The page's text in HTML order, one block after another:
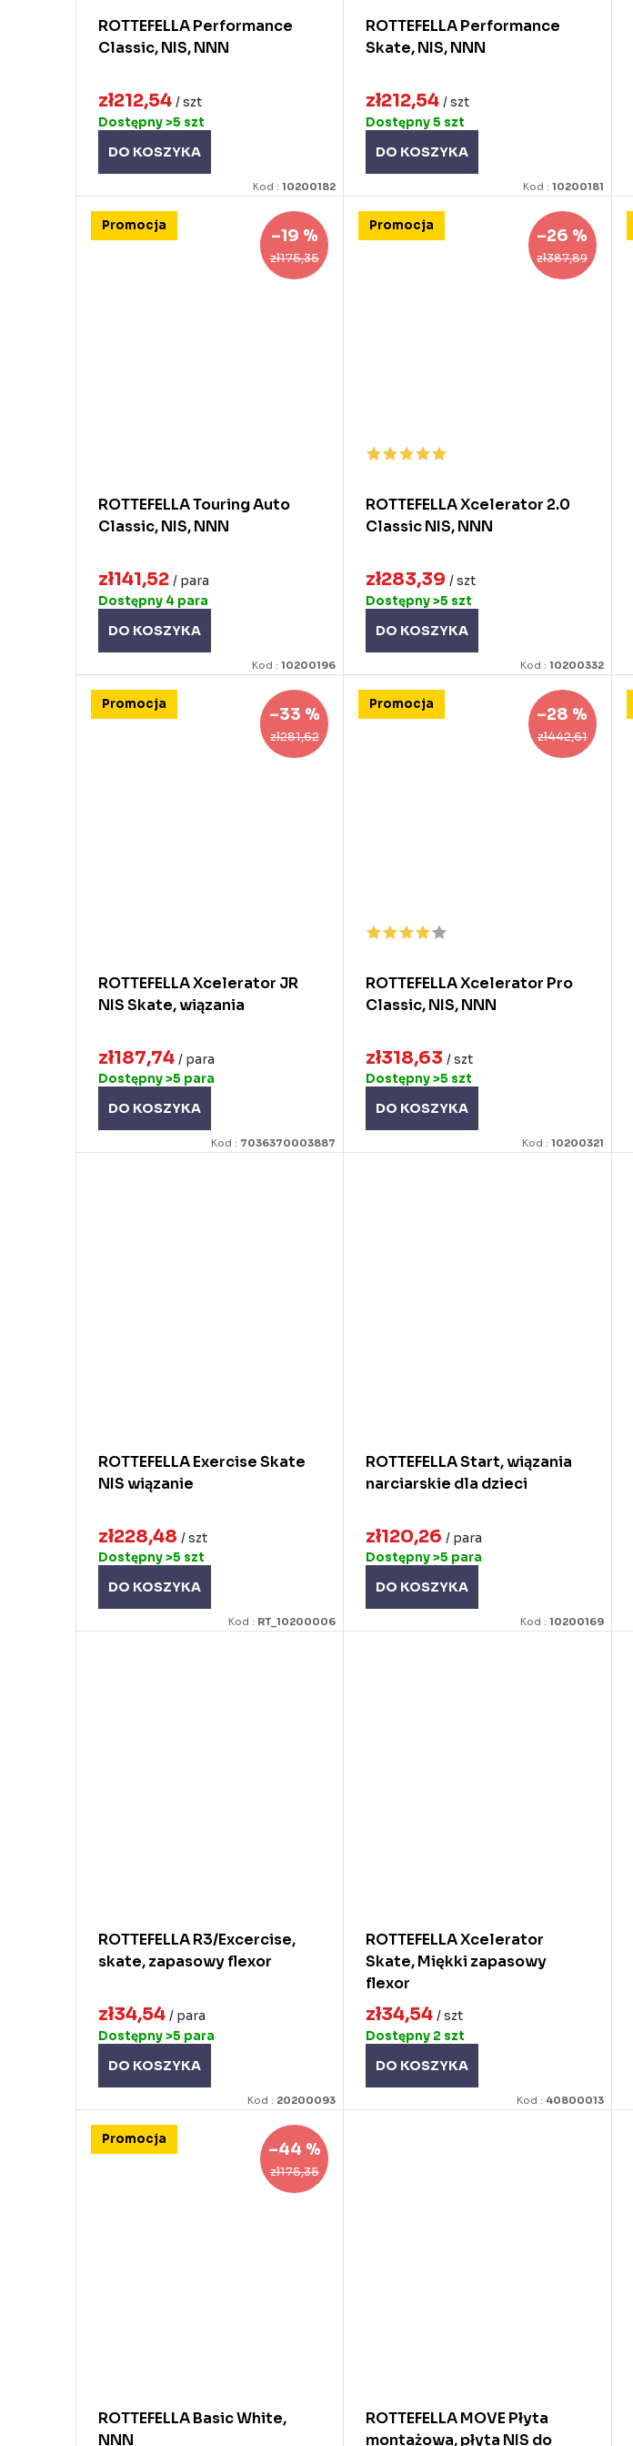
w
ROTTEFELLA Performance
Classic, NIS, NNN
zł212,54 / szt
Dostępny>5 szt
DO KOSZYKA
Kod :10200182
ROTTEFELLA Performance
Skate, NIS, NNN
zł212,54/ szt
Dostępny5 szt
DO KOSZYKA
Kod : 10200181
Promocja
zł175,35
–19 %
ROTTEFELLA Touring Auto
Classic, NIS, NNN
zł141,52 / para
Dostępny 4 para
DO KOSZYKA
Kod :10200196
Promocja
zł387,89
–26 %
ROTTEFELLA Xcelerator 2.0
Classic NIS, NNN
zł283,39/ szt
Dostępny>5 szt
DO KOSZYKA
Kod : 10200332
Promocja
zł281,62
–33 %
ROTTEFELLA Xcelerator JR
NIS Skate, wiązania
zł187,74 / para
Dostępny>5 para
DO KOSZYKA
Kod : 7036370003887
Promocja
zł442,61
–28 %
ROTTEFELLA Xcelerator Pro
Classic, NIS, NNN
zł318,63/ szt
Dostępny>5 szt
DO KOSZYKA
Kod : 10200321
ROTTEFELLA Exercise Skate
NIS wiązanie
zł228,48 / szt
Dostępny>5 szt
DO KOSZYKA
Kod : RT_10200006
ROTTEFELLA Start, wiązania
narciarskie dla dzieci
zł120,26/ para
Dostępny>5 para
DO KOSZYKA
Kod : 10200169
ROTTEFELLA R3/Excercise,
skate, zapasowy flexor
zł34,54 / para
Dostępny>5 para
DO KOSZYKA
Kod : 20200093
ROTTEFELLA Xcelerator
Skate, Miękki zapasowy
flexor
zł34,54/ szt
Dostępny 2 szt
DO KOSZYKA
Kod : 40800013
Promocja
zł175,35
–44 %
ROTTEFELLA Basic White,
NNN
ROTTEFELLA MOVE Płyta
montażowa, płyta NIS do